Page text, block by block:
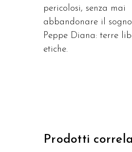
pericolosi, senza mai
abbandonare il
Peppe Diana: terre
etiche.
Prodotti